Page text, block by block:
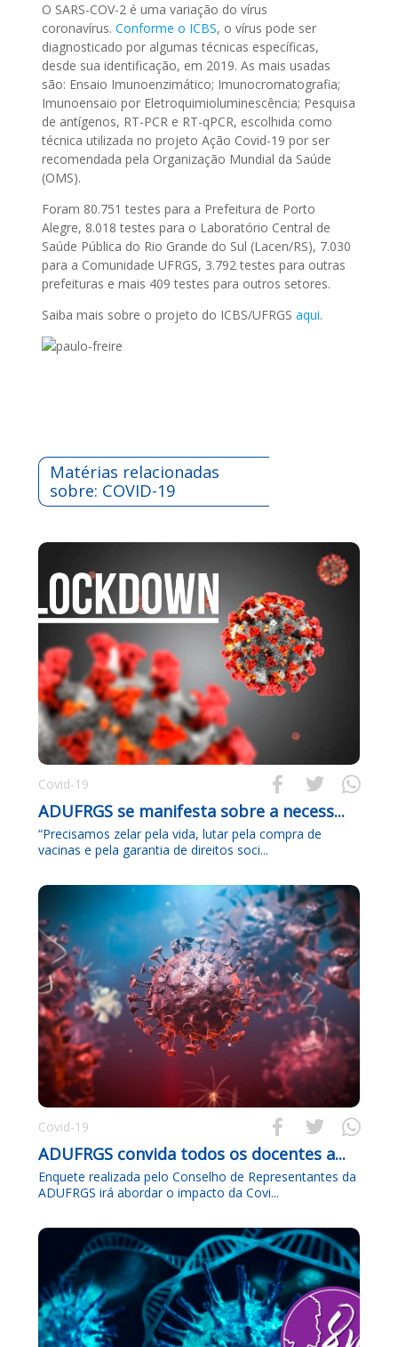
O SARS-COV-2 é uma variação do vírus
coronavírus.Conforme o ICBS, o vírus pode ser
diagnosticado por algumas técnicas específicas,
desde sua identificação, em 2019. As mais usadas
são: Ensaio Imunoenzimático; Imunocromatografia;
Imunoensaio por Eletroquimioluminescência; Pesquisa
de antígenos, RT-PCR e RT-qPCR, escolhida como
técnica utilizada no projeto Ação Covid-19 por ser
recomendada pela Organização Mundial da Saúde
(OMS).
Foram 80.751 testes para a Prefeitura de Porto
Alegre, 8.018 testes para o Laboratório Central de
Saúde Pública do Rio Grande do Sul (Lacen/RS), 7.030
para a Comunidade UFRGS, 3.792 testes para outras
prefeituras e mais 409 testes para outros setores.
Saiba mais sobre o projeto do ICBS/UFRGSaqui.
Matérias relacionadas
sobre: COVID-19
  
Covid-19
ADUFRGS se manifesta sobre a necess...
“Precisamos zelar pela vida, lutar pela compra de
vacinas e pela garantia de direitos soci...
  
Covid-19
ADUFRGS convida todos os docentes a...
Enquete realizada pelo Conselho de Representantes da
ADUFRGS irá abordar o impacto da Covi...